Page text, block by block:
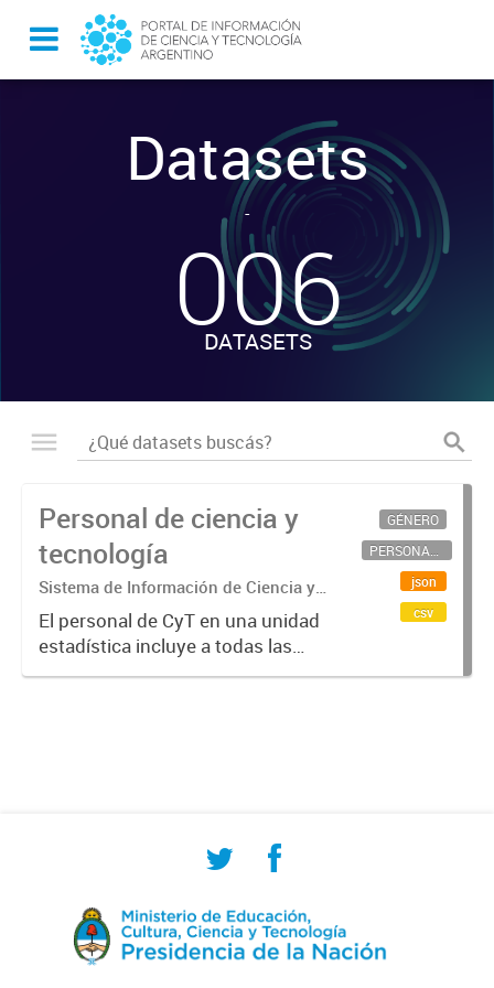
Datasets
-
006
DATASETS
Personal de ciencia y
tecnología
Sistema de Información de Ciencia y
Tecnología Argentino (SICYTAR)
El personal de CyT en una unidad
estadística incluye a todas las
personas involucradas
GÉNERO
PERSONAL CIENTÍFICO-TECNOLÓGICO
json
csv